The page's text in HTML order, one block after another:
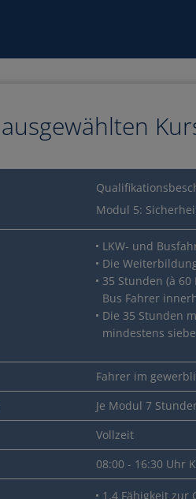
einen
Modul 5:
LKW- und
Die
35 Stunden (à
Bus Fahrer
Die 35 Stunden
mindestens
Fahrer im
Je Modul 7
Vollzeit
08:00 - 16:30 Uhr
1.4 Fähigkeit zur